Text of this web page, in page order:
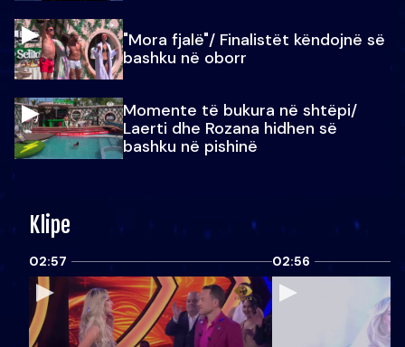
"Mora fjalë"/ Finalistët këndojnë së
bashku në oborr
Momente të bukura në shtëpi/
Laerti dhe Rozana hidhen së
bashku në pishinë
Klipe
02:57 02:56